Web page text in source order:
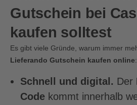
Gutschein bei
kaufen solltest
Es gibt viele Gründe, warum immer
Lieferando Gutschein kaufen online:
Schnell und digital. Der
Code kommt innerhalb